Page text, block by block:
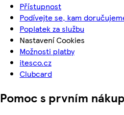
Přístupnost
Podívejte se, kam
Poplatek za službu
Nastavení Cookies
Možnosti platby
itesco.cz
Clubcard
Pomoc s prvním